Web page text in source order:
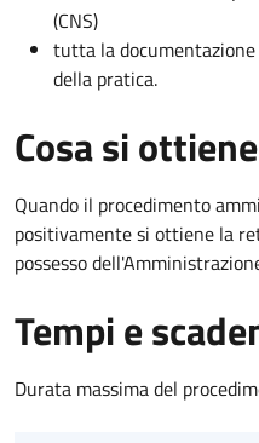
(CNS)
tutta la
della pratica.
Cosa si ottiene
Quando il procedimento
positivamente si ottiene la
possesso
Tempi e
Durata massima del